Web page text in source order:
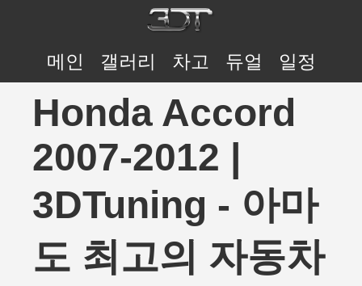
메인 갤러리 차고 듀얼 일정
Honda Accord
2007-2012 |
3DTuning - 아마
도 최고의 자동차